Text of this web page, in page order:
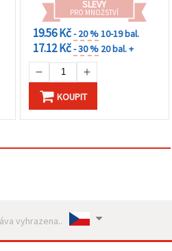
SLEVY
PRO MNOŽSTVÍ
19.56 Kč- 20 %10-19 bal.
17.12 Kč- 30 % 20 bal. +
KOUPIT
vyhrazena..